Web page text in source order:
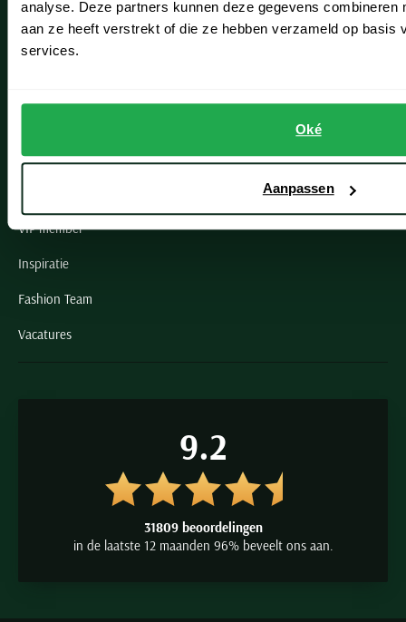
analyse. Deze partners kunnen deze gegevens combineren
aan ze heeft verstrekt of die ze hebben verzameld op basis
services.
Oké
Aanpassen
Oegstgeest
Grote maten herenkleding
VIP member
Inspiratie
Fashion Team
Vacatures
9.2
31809 beoordelingen
in de laatste 12 maanden 96% beveelt ons aan.